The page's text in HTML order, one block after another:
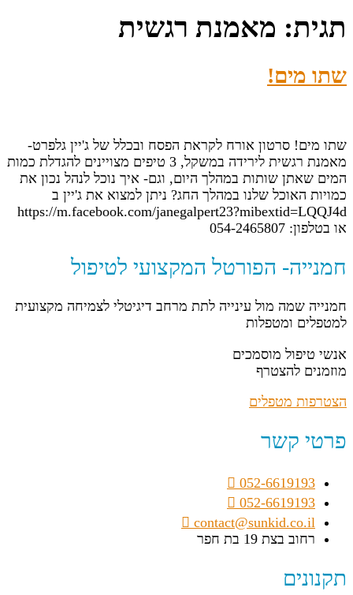
תגית: מאמנת רגשית
שתו מים!
שתו מים! סרטון אורח לקראת הפסח ובכלל של ג'יין גלפרט-
מאמנת רגשית לירידה במשקל, 3 טיפים מצויינים להגדלת כמות
המים שאתן שותות במהלך היום, וגם- איך נוכל לנהל נכון את
כמויות האוכל שלנו במהלך החג? ניתן למצוא את ג'יין ב
https://m.facebook.com/janegalpert23?mibextid=LQQJ4d
או בטלפון: 054-2465807
חמנייה- הפורטל המקצועי לטיפול
חמנייה שמה מול עינייה לתת מרחב דיגיטלי לצמיחה מקצועית
למטפלים ומטפלות
אנשי טיפול מוסמכים
מוזמנים להצטרף
הצטרפות מטפלים
פרטי קשר
052-6619193
052-6619193
contact@sunkid.co.il
רחוב בצת 19 בת חפר
תקנונים